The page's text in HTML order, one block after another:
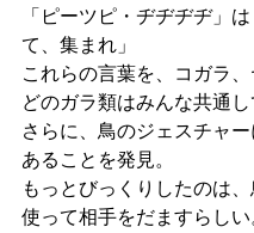
「ピーツピ・ヂヂヂヂ」
て、集まれ」
これらの言葉を、コガラ
どのガラ類はみんな共通し
さらに、鳥のジェスチャ
あることを発見。
もっとびっくりしたのは
使って相手をだますらしい